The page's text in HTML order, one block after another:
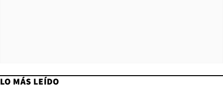
LO MÁS LEÍDO